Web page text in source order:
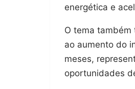
energética e
O tema também
ao aumento do
meses,
oportunidades